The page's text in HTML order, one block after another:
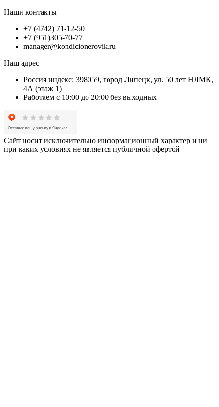
Наши контакты
+7 (4742) 71-12-50
+7 (951)305-70-77
manager@kondicionerovik.ru
Наш адрес
Россия индекс: 398059, город Липецк, ул. 50 лет НЛМК,
4А (этаж 1)
Работаем с 10:00 до 20:00 без выходных
Сайт носит исключительно информационный характер и ни
при каких условиях не является публичной офертой